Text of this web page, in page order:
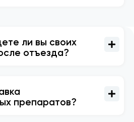
ли вы своих
отъезда?
препаратов?